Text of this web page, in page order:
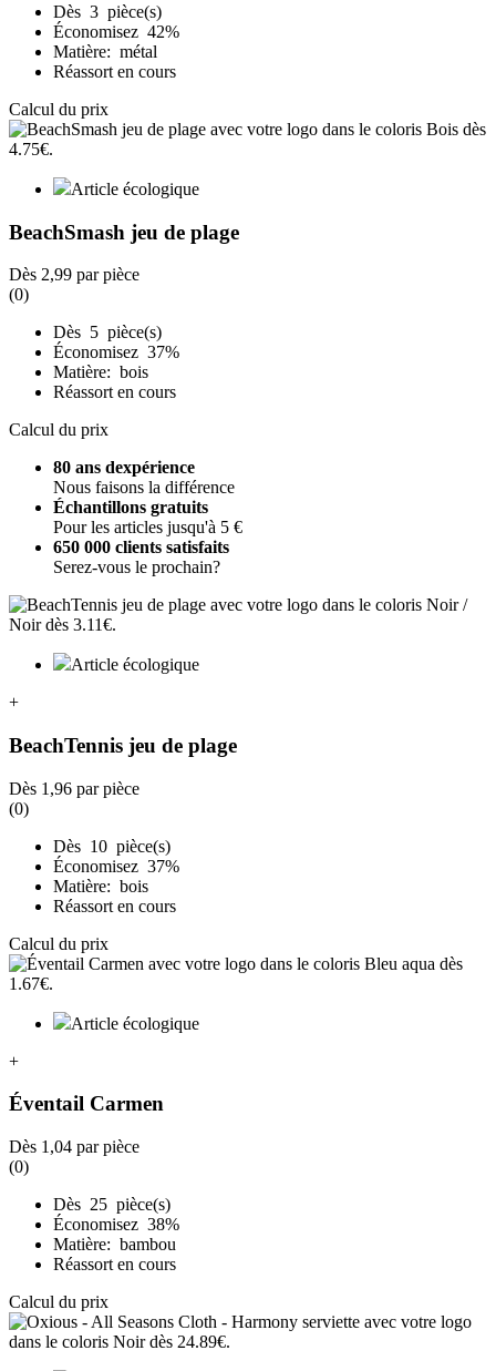
Dès 3 pièce(s)
Économisez 42%
Matière: métal
Réassort en cours
Calcul du prix
Article écologique
BeachSmash jeu de plage
Dès 2,99 par pièce
(0)
Dès 5 pièce(s)
Économisez 37%
Matière: bois
Réassort en cours
Calcul du prix
80 ans dexpérience
Nous faisons la différence
Échantillons gratuits
Pour les articles jusqu'à 5 €
650 000 clients satisfaits
Serez-vous le prochain?
Article écologique
+
BeachTennis jeu de plage
Dès 1,96 par pièce
(0)
Dès 10 pièce(s)
Économisez 37%
Matière: bois
Réassort en cours
Calcul du prix
Article écologique
+
Éventail Carmen
Dès 1,04 par pièce
(0)
Dès 25 pièce(s)
Économisez 38%
Matière: bambou
Réassort en cours
Calcul du prix